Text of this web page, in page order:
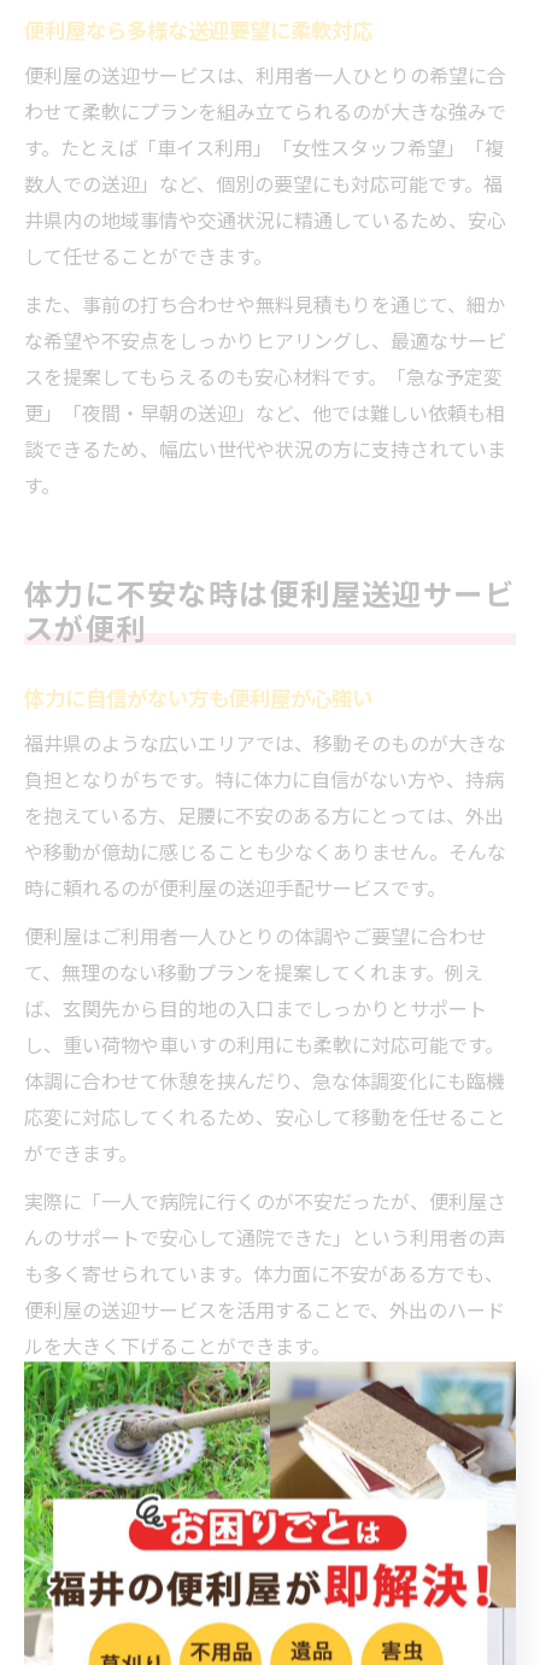
便利屋なら多様な送迎要望に柔軟対応
便利屋の送迎サービスは、利用者一人ひとりの希望に合
わせて柔軟にプランを組み立てられるのが大きな強みで
す。たとえば「車イス利用」「女性スタッフ希望」「複
数人での送迎」など、個別の要望にも対応可能です。福
井県内の地域事情や交通状況に精通しているため、安心
して任せることができます。
また、事前の打ち合わせや無料見積もりを通じて、細か
な希望や不安点をしっかりヒアリングし、最適なサービ
スを提案してもらえるのも安心材料です。「急な予定変
更」「夜間・早朝の送迎」など、他では難しい依頼も相
談できるため、幅広い世代や状況の方に支持されていま
す。
体力に不安な時は便利屋送迎サービ
スが便利
体力に自信がない方も便利屋が心強い
福井県のような広いエリアでは、移動そのものが大きな
負担となりがちです。特に体力に自信がない方や、持病
を抱えている方、足腰に不安のある方にとっては、外出
や移動が億劫に感じることも少なくありません。そんな
時に頼れるのが便利屋の送迎手配サービスです。
便利屋はご利用者一人ひとりの体調やご要望に合わせ
て、無理のない移動プランを提案してくれます。例え
ば、玄関先から目的地の入口までしっかりとサポート
し、重い荷物や車いすの利用にも柔軟に対応可能です。
体調に合わせて休憩を挟んだり、急な体調変化にも臨機
応変に対応してくれるため、安心して移動を任せること
ができます。
実際に「一人で病院に行くのが不安だったが、便利屋さ
んのサポートで安心して通院できた」という利用者の声
も多く寄せられています。体力面に不安がある方でも、
便利屋の送迎サービスを活用することで、外出のハード
ルを大きく下げることができます。
便利屋の送迎で移動の負担を軽減できる
日常生活の中で「移動が面倒」「交通手段が限られてい
る」と感じることはありませんか。特に公共交通機関が
少ない地域や、急な用事でタクシーが捕まらない場面で
は、移動が大きなストレスとなります。そんな時こそ、
便利屋の送迎サービスが役立ちます。
便利屋は、ご自宅から目的地までのドア・ツー・ドアの